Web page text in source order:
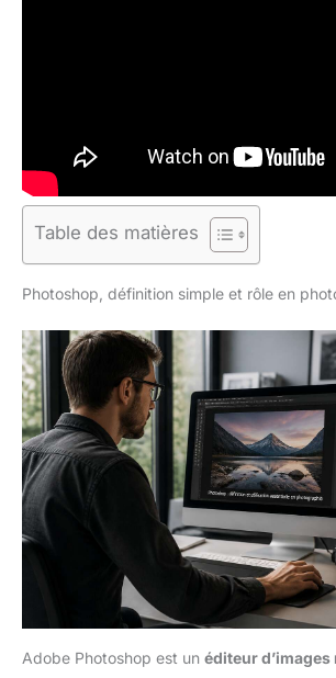
Table des matières
Photoshop, définition simple et rôle en
Adobe Photoshop est un éditeur